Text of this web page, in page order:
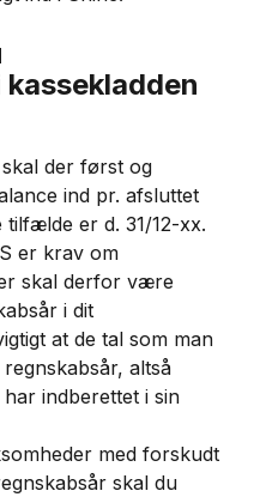
der først og
ind pr. afsluttet
tilfælde er d. 31/12-xx.
er krav om
skal derfor være
i dit
at de tal som man
altså
indberettet i sin
med forskudt
skal du